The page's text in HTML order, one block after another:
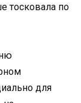
тосковала по
для